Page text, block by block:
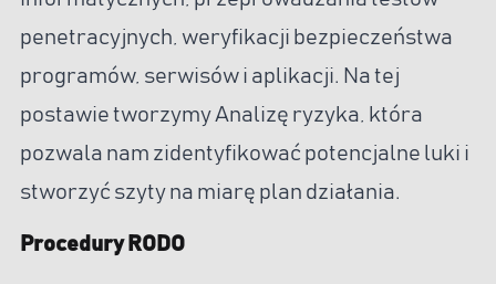
penetracyjnych, weryfikacji bezpieczeństwa
programów, serwisów i aplikacji. Na tej
postawie tworzymy Analizę ryzyka, która
pozwala nam zidentyfikować potencjalne luki i
stworzyć szyty na miarę plan działania.
Procedury RODO